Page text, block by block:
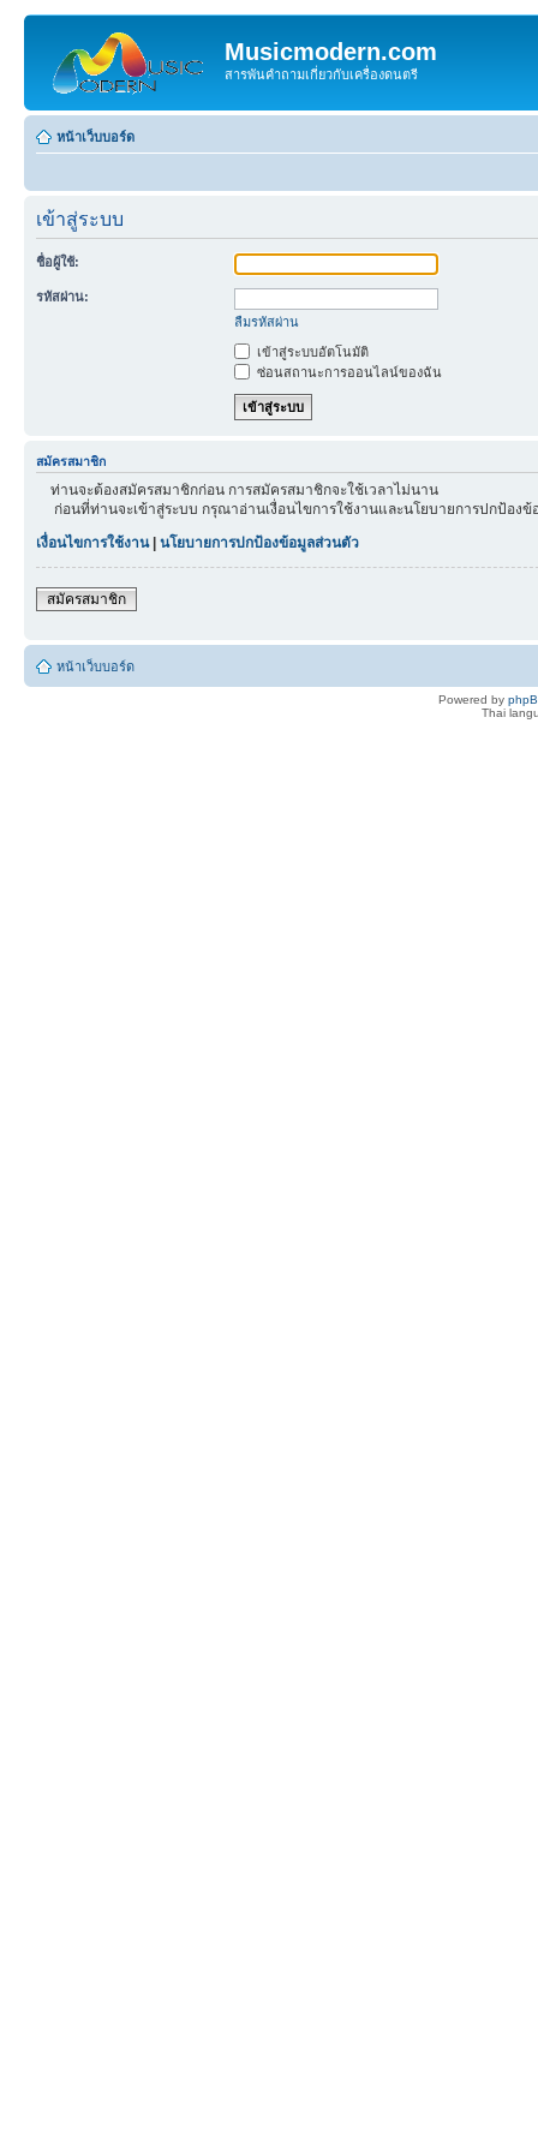
Musicmodern.com
สารพันคำถามเกี่ยวกับเครื่องดนตรี
หน้าเว็บบอร์ด
เข้าสู่ระบบ
ชื่อผู้ใช้:
รหัสผ่าน:
ลืมรหัสผ่าน
เข้าสู่ระบบอัตโนมัติ
ซ่อนสถานะการออนไลน์ของฉัน
สมัครสมาชิก
ท่านจะต้องสมัครสมาชิกก่อน การสมัครสมาชิกจะใช้เวลาไม่นาน
ก่อนที่ท่านจะเข้าสู่ระบบ กรุณาอ่านเงื่อนไขการใช้งานและนโยบายการปกป้อง
เงื่อนไขการใช้งาน| นโยบายการปกป้องข้อมูลส่วนตัว
สมัครสมาชิก
หน้าเว็บบอร์ด
Powered by
Thai